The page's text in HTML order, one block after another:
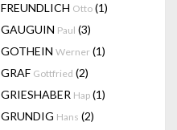
FREUNDLICH Otto (1)
GAUGUIN Paul (3)
GOTHEIN Werner (1)
GRAF Gottfried (2)
GRIESHABER Hap (1)
GRUNDIG Hans (2)